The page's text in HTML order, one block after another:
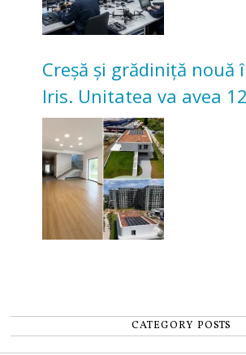
Creșă și grădiniță nouă
Iris. Unitatea va avea
pentru copii
CATEGORY POSTS